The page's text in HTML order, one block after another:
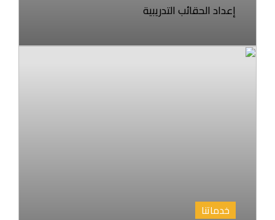
إعداد الحقائب التدريبية
خدماتنا